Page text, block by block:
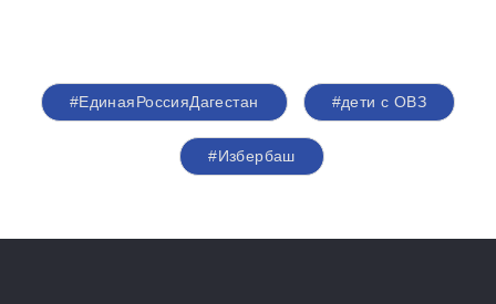
#ЕдинаяРоссияДагестан #дети с ОВЗ
#Избербаш